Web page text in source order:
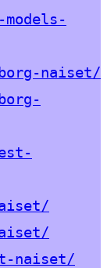
naiset/
naiset/